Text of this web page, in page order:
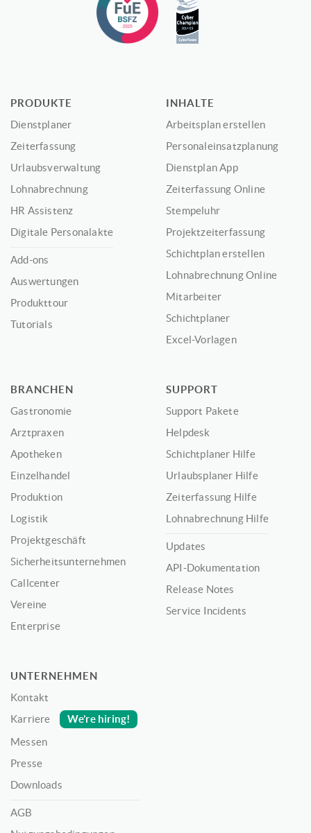
PRODUKTE
Dienstplaner
Zeiterfassung
Urlaubsverwaltung
Lohnabrechnung
HR Assistenz
Digitale Personalakte
Add-ons
Auswertungen
Produkttour
Tutorials
INHALTE
Arbeitsplan erstellen
Personaleinsatzplanung
Dienstplan App
Zeiterfassung Online
Stempeluhr
Projektzeiterfassung
Schichtplan erstellen
Lohnabrechnung Online
Mitarbeiter
Schichtplaner
Excel-Vorlagen
BRANCHEN
Gastronomie
Arztpraxen
Apotheken
Einzelhandel
Produktion
Logistik
Projektgeschäft
Sicherheitsunternehmen
Callcenter
Vereine
Enterprise
SUPPORT
Support Pakete
Helpdesk
Schichtplaner Hilfe
Urlaubsplaner Hilfe
Zeiterfassung Hilfe
Lohnabrechnung Hilfe
Updates
API-Dokumentation
Release Notes
Service Incidents
UNTERNEHMEN
Kontakt
Karriere
We’re hiring!
Messen
Presse
Downloads
AGB